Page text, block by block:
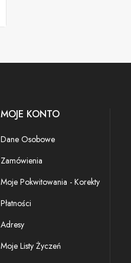
MOJE KONTO
Dane Osobowe
Zamówienia
Moje Pokwitowania - Korekty
Płatności
Adresy
Moje Listy Życzeń